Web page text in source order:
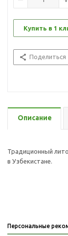
Купить в 1
Поделиться
Описание
Традиционный
в Узбекистане.
Персональные